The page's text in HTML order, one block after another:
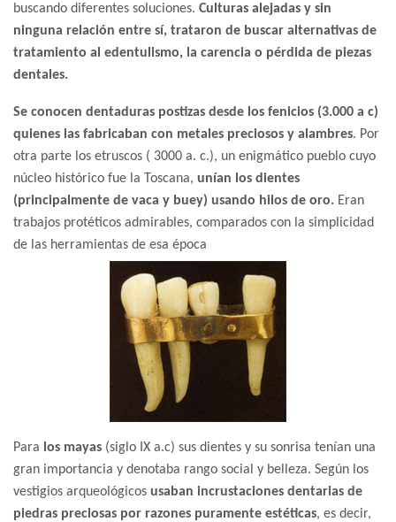
buscando diferentes soluciones. Culturas alejadas y sin
ninguna relación entre sí, trataron de buscar alternativas de
tratamiento al edentulismo, la carencia o pérdida de piezas
dentales.
Se conocen dentaduras postizas desde los fenicios (3.000 a c)
quienes las fabricaban con metales preciosos y alambres. Por
otra parte los etruscos ( 3000 a. c.), un enigmático pueblo cuyo
núcleo histórico fue la Toscana, unían los dientes
(principalmente de vaca y buey) usando hilos de oro. Eran
trabajos protéticos admirables, comparados con la simplicidad
de las herramientas de esa época
Para los mayas (siglo IX a.c) sus dientes y su sonrisa tenían una
gran importancia y denotaba rango social y belleza. Según los
vestigios arqueológicos usaban incrustaciones dentarias de
piedras preciosas por razones puramente estéticas, es decir,